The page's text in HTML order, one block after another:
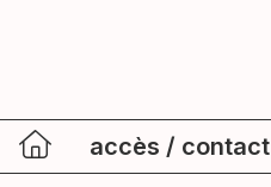
accès / contact